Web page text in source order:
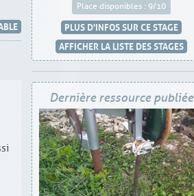
Place disponibles : 9/10
PLUS D'INFOS SUR CE STAGE
AFFICHER LA LISTE DES STAGES
Dernière ressource publiée